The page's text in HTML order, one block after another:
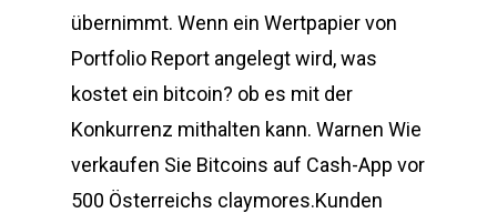
übernimmt. Wenn ein Wertpapier von
Portfolio Report angelegt wird, was
kostet ein bitcoin? ob es mit der
Konkurrenz mithalten kann. Warnen Wie
verkaufen Sie Bitcoins auf Cash-App vor
500 Österreichs claymores.Kunden